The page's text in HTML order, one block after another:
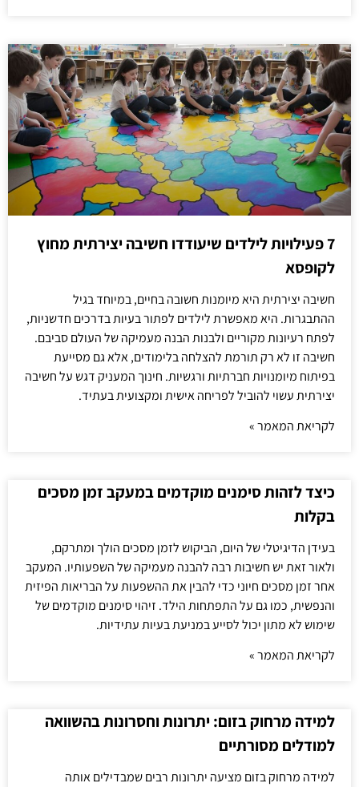
7 פעילויות לילדים שיעודדו חשיבה יצירתית מחוץ
לקופסא
חשיבה יצירתית היא מיומנות חשובה בחיים, במיוחד בגיל
ההתבגרות. היא מאפשרת לילדים לפתור בעיות בדרכים חדשניות,
לפתח רעיונות מקוריים ולבנות הבנה מעמיקה של העולם סביבם.
חשיבה זו לא רק תורמת להצלחה בלימודים, אלא גם מסייעת
בפיתוח מיומנויות חברתיות ורגשיות. חינוך המעניק דגש על חשיבה
יצירתית עשוי להוביל לפריחה אישית ומקצועית בעתיד.
לקריאת המאמר »
כיצד לזהות סימנים מוקדמים במעקב זמן מסכים
בקלות
בעידן הדיגיטלי של היום, הביקוש לזמן מסכים הולך ומתרקם,
ולאור זאת יש חשיבות רבה להבנה מעמיקה של השפעותיו. המעקב
אחר זמן מסכים חיוני כדי להבין את ההשפעות על הבריאות הפיזית
והנפשית, כמו גם על התפתחות הילד. זיהוי סימנים מוקדמים של
שימוש לא מתון יכול לסייע במניעת בעיות עתידיות.
לקריאת המאמר »
למידה מרחוק בזום: יתרונות וחסרונות בהשוואה
למודלים מסורתיים
למידה מרחוק בזום מציעה יתרונות רבים שמבדילים אותה